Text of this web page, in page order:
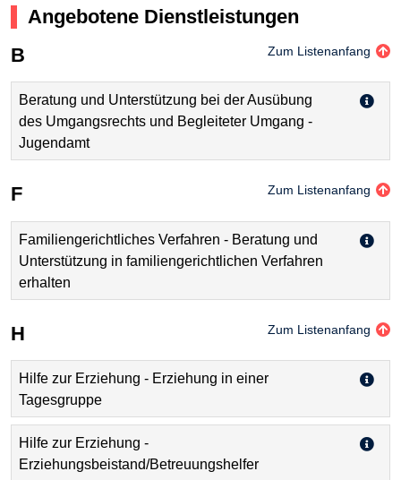
Angebotene Dienstleistungen
B
Zum Listenanfang
Beratung und Unterstützung bei der Ausübung
des Umgangsrechts und Begleiteter Umgang -
Jugendamt
F Zum Listenanfang
Familiengerichtliches Verfahren - Beratung und
Unterstützung in familiengerichtlichen Verfahren
erhalten
H Zum Listenanfang
Hilfe zur Erziehung - Erziehung in einer
Tagesgruppe
Hilfe zur Erziehung -
Erziehungsbeistand/Betreuungshelfer